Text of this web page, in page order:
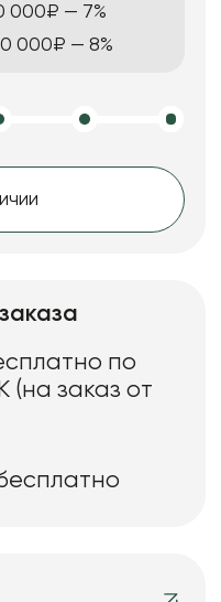
000₽ — 7%
000₽ — 8%
по
(на заказ от